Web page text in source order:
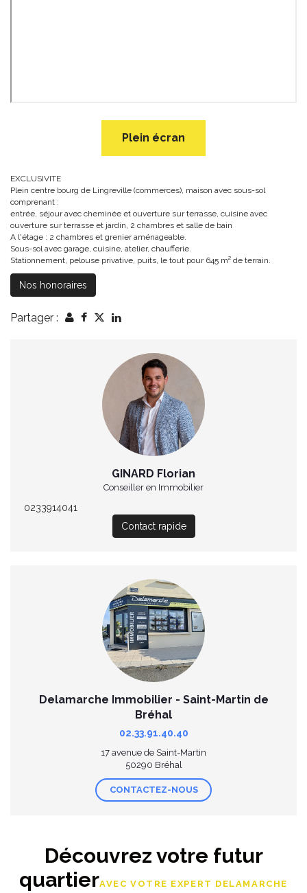
Plein écran
EXCLUSIVITE
Plein centre bourg de Lingreville (commerces), maison avec sous-sol
comprenant :
entrée, séjour avec cheminée et ouverture sur terrasse, cuisine avec
ouverture sur terrasse et jardin, 2 chambres et salle de bain
A l'étage : 2 chambres et grenier aménageable.
Sous-sol avec garage, cuisine, atelier, chaufferie.
Stationnement, pelouse privative, puits, le tout pour 645 m² de terrain.
Nos honoraires
Partager :
GINARD Florian
Conseiller en Immobilier
0233914041
Contact rapide
Delamarche Immobilier - Saint-Martin de
Bréhal
02.33.91.40.40
17 avenue de Saint-Martin
50290 Bréhal
CONTACTEZ-NOUS
Découvrez votre futur
quartierAVEC VOTRE EXPERT DELAMARCHE